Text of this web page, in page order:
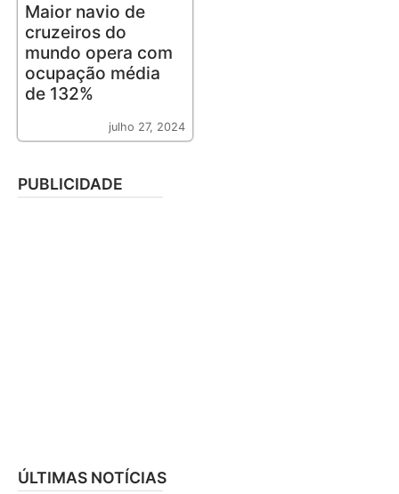
Maior navio de
cruzeiros do
mundo opera com
ocupação média
de 132%
julho 27, 2024
PUBLICIDADE
ÚLTIMAS NOTÍCIAS